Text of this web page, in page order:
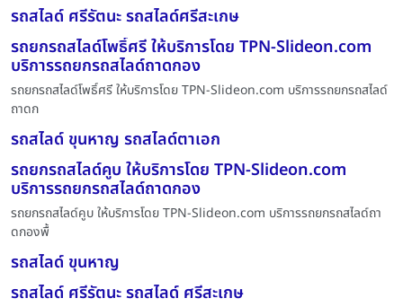
รถสไลด์ ศรีรัตนะ รถสไลด์ศรีสะเกษ
รถยกรถสไลด์โพธิ์ศรี ให้บริการโดย TPN-Slideon.com
บริการรถยกรถสไลด์ถาดกอง
รถยกรถสไลด์โพธิ์ศรี ให้บริการโดย TPN-Slideon.com บริการรถยกรถสไลด์
ถาดก
รถสไลด์ ขุนหาญ รถสไลด์ตาเอก
รถยกรถสไลด์คูบ ให้บริการโดย TPN-Slideon.com
บริการรถยกรถสไลด์ถาดกอง
รถยกรถสไลด์คูบ ให้บริการโดย TPN-Slideon.com บริการรถยกรถสไลด์ถา
ดกองพื้
รถสไลด์ ขุนหาญ
รถสไลด์ ศรีรัตนะ รถสไลด์ ศรีสะเกษ